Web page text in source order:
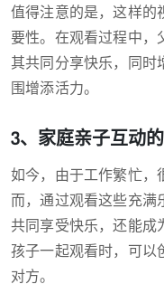
值得注意的是，这样
要性。在观看过程中
其共同分享快乐，同
围增添活力。
3、家庭亲子互动
如今，由于工作繁忙，
而，通过观看这些充
共同享受快乐，还能成
孩子一起观看时，可
对方。